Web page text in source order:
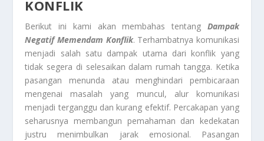
KONFLIK
Berikut ini kami akan membahas tentang Dampak
Negatif Memendam Konflik. Terhambatnya komunikasi
menjadi salah satu dampak utama dari konflik yang
tidak segera di selesaikan dalam rumah tangga. Ketika
pasangan menunda atau menghindari pembicaraan
mengenai masalah yang muncul, alur komunikasi
menjadi terganggu dan kurang efektif. Percakapan yang
seharusnya membangun pemahaman dan kedekatan
justru menimbulkan jarak emosional. Pasangan